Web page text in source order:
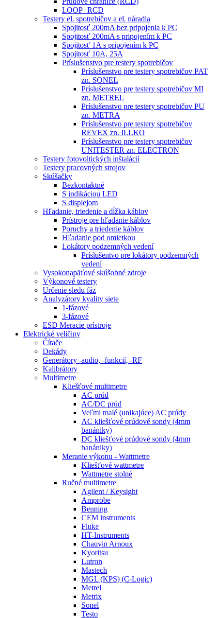
LOOP+RCD
Testery el. spotrebičov a el. náradia
Spojitosť 200mA bez pripojenia k PC
Spojitosť 200mA s pripojením k PC
Spojitosť 1A s pripojením k PC
Spojitosť 10A, 25A
Príslušenstvo pre testery spotrebičov
Príslušenstvo pre testery spotrebičov PAT
zn. SONEL
Príslušenstvo pre testery spotrebičov MI
zn. METREL
Príslušenstvo pre testery spotrebičov PU
zn. METRA
Príslušenstvo pre testery spotrebičov
REVEX zn. ILLKO
Príslušenstvo pre testery spotrebičov
UNITESTER zn. ELECTRON
Testery fotovoltických inštalácií
Testery pracovných strojov
Skúšačky
Bezkontaktné
S indikáciou LED
S displejom
Hľadanie, triedenie a dĺžka káblov
Prístroje pre hľadanie káblov
Poruchy a triedenie káblov
Hľadanie pod omietkou
Lokátory podzemných vedení
Príslušentvo pre lokátory podzemných
vedení
Vysokonapäťové skúšobné zdroje
Výkonové testery
Určenie sledu fáz
Analyzátory kvality siete
1-fázové
3-fázové
ESD Meracie prístroje
Elektrické veličiny
Čítače
Dekády
Generátory -audio, -funkcií, -RF
Kalibrátory
Multimetre
Kliešťové multimetre
AC prúd
AC/DC prúd
Veľmi malé (unikajúce) AC prúdy
AC kliešťové prúdové sondy (4mm
banániky)
DC kliešťové prúdové sondy (4mm
banániky)
Meranie výkonu - Wattmetre
Kliešťové wattmetre
Wattmetre stolné
Ručné multimetre
Agilent / Keysight
Amprobe
Benning
CEM instruments
Fluke
HT-Instruments
Chauvin Arnoux
Kyoritsu
Lutron
Mastech
MGL (KPS) (C-Logic)
Metrel
Metrix
Sonel
Testo